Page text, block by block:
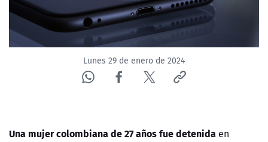
Lunes 29 de enero de 2024
Una mujer colombiana de 27 años fue detenida en